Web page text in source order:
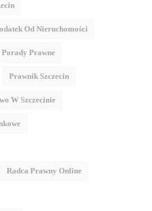
Od Nieruchomości
Porady Prawne
Prawnik Szczecin
W Szczecinie
Radca Prawny Online